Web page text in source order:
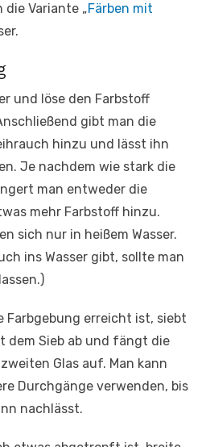
die Variante „Färben mit
und löse den Farbstoff
gibt man die
hinzu und lässt ihn
Je nachdem wie stark die
man entweder die
mehr Farbstoff hinzu.
sich nur in heißem Wasser.
ins Wasser gibt, sollte man
Farbgebung erreicht ist, siebt
dem Sieb ab und fängt die
Glas auf. Man kann
Durchgänge verwenden, bis
nachlässt.